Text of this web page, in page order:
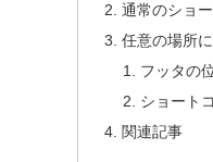
通常のショ
任意の場所
フッタの
ショート
関連記事